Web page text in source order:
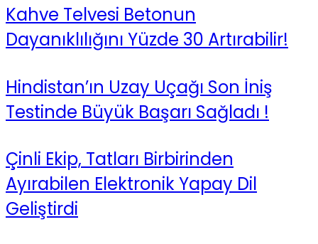
Kahve Telvesi Betonun
Dayanıklılığını Yüzde 30 Artırabilir!
Hindistan’ın Uzay Uçağı Son İniş
Testinde Büyük Başarı Sağladı !
Çinli Ekip, Tatları Birbirinden
Ayırabilen Elektronik Yapay Dil
Geliştirdi